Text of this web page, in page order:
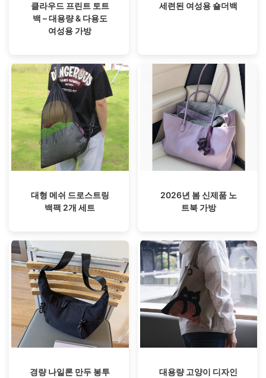
클라우드 프린트 토트
백 – 대용량 & 다용도
여성용 가방
세련된 여성용 숄더백
대형 메쉬 드로스트링
백팩 2개 세트
2026년 봄 신제품 노
트북 가방
경량 나일론 만두 봉투
대용량 고양이 디자인